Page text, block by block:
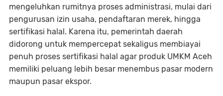
mengeluhkan rumitnya proses administrasi, mulai dari
pengurusan izin usaha, pendaftaran merek, hingga
sertifikasi halal. Karena itu, pemerintah daerah
didorong untuk mempercepat sekaligus membiayai
penuh proses sertifikasi halal agar produk UMKM Aceh
memiliki peluang lebih besar menembus pasar modern
maupun pasar ekspor.